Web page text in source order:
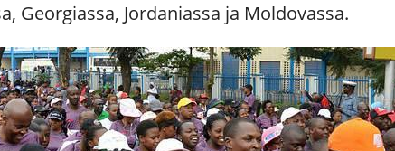
Georgiassa, Jordaniassa ja Moldovassa.